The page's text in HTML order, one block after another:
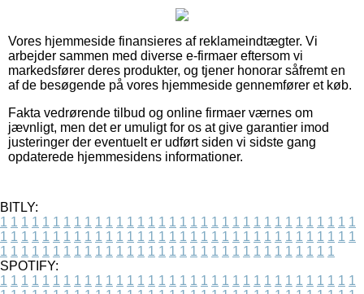
Vores hjemmeside finansieres af reklameindtægter. Vi
arbejder sammen med diverse e-firmaer eftersom vi
markedsfører deres produkter, og tjener honorar såfremt en
af de besøgende på vores hjemmeside gennemfører et køb.
Fakta vedrørende tilbud og online firmaer værnes om
jævnligt, men det er umuligt for os at give garantier imod
justeringer der eventuelt er udført siden vi sidste gang
opdaterede hjemmesidens informationer.
BITLY:
1 1 1 1 1 1 1 1 1 1 1 1 1 1 1 1 1 1 1 1 1 1 1 1 1 1 1 1 1 1 1 1 1 1
1 1 1 1 1 1 1 1 1 1 1 1 1 1 1 1 1 1 1 1 1 1 1 1 1 1 1 1 1 1 1 1 1 1
1 1 1 1 1 1 1 1 1 1 1 1 1 1 1 1 1 1 1 1 1 1 1 1 1 1 1 1 1 1 1 1
SPOTIFY:
1 1 1 1 1 1 1 1 1 1 1 1 1 1 1 1 1 1 1 1 1 1 1 1 1 1 1 1 1 1 1 1 1 1